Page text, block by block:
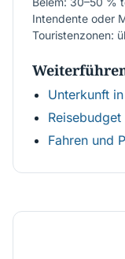
Intendente oder
Touristenzonen:
Unterkunft
Fahren und